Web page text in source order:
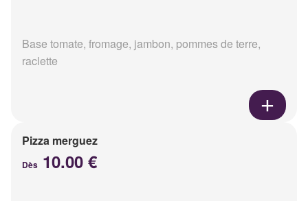
Base tomate, fromage, jambon, pommes de terre,
raclette
Pizza merguez
Dès 10.00 €